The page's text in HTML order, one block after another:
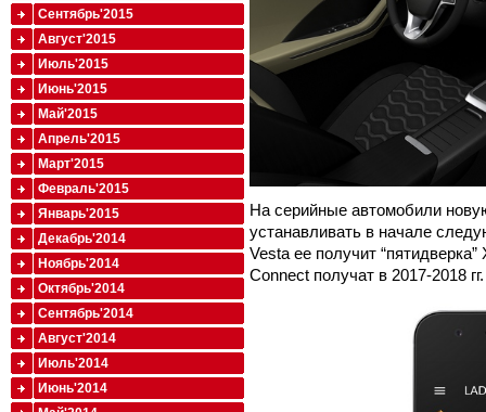
На серийные автомобили
устанавливать в начале
Vesta ее получит
Connect получат в 2017-2018 гг.
Сентябрь'2015
Август'2015
Июль'2015
Июнь'2015
Май'2015
Апрель'2015
Март'2015
Февраль'2015
Январь'2015
Декабрь'2014
Ноябрь'2014
Октябрь'2014
Сентябрь'2014
Август'2014
Июль'2014
Июнь'2014